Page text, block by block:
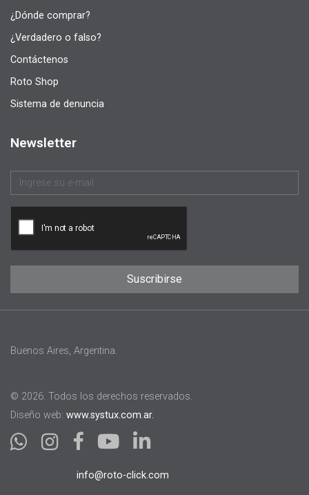
¿Dónde comprar?
¿Verdadero o falso?
Contáctenos
Roto Shop
Sistema de denuncia
Newsletter
Buenos Aires, Argentina.
© 2026. Todos los derechos reservados.
Diseño web: www.systux.com.ar.
info@roto-click.com